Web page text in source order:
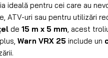
ideală pentru cei care au
ATV-uri sau pentru utilizări
de 15 m x 5 mm, acest
Warn VRX 25 include un